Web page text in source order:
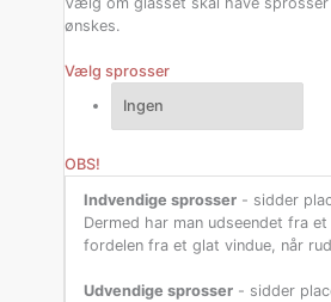
ønskes.
Vælg sprosser
OBS!
Indvendige sprosser - sidder
Dermed har man udseendet fra
fordelen fra et glat vindue, når
Udvendige sprosser - sidder